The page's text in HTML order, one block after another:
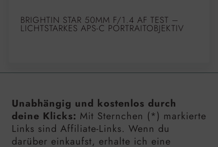
BRIGHTIN STAR 50MM F/1.4 AF TEST –
LICHTSTARKES APS-C PORTRAITOBJEKTIV
Unabhängig und kostenlos durch
deine Klicks: Mit Sternchen (*) markierte
Links sind Affiliate-Links. Wenn du
darüber einkaufst, erhalte ich eine